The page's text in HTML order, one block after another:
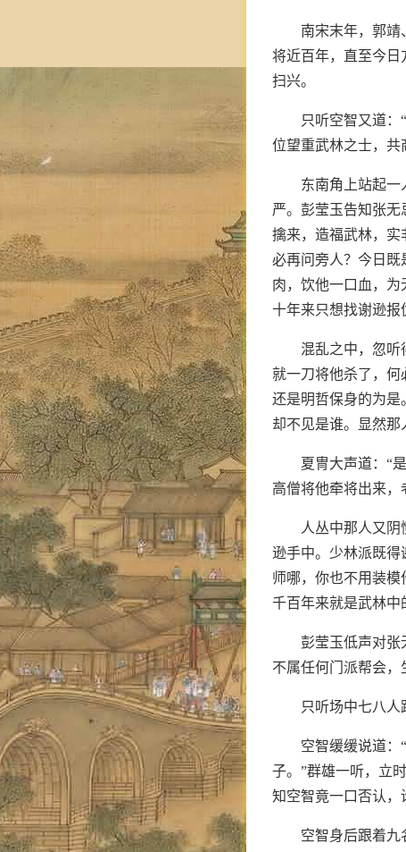
南宋末年，郭
将近百年，直至今日
扫兴。
只听空智又道
位望重武林之士，共
东南角上站起
严。彭莹玉告知张
擒来，造福武林，实
必再问旁人？今日既
肉，饮他一口血，
十年来只想找谢逊报
混乱之中，忽听
就一刀将他杀了，何
还是明哲保身的为是
却不见是谁。显然那
夏冑大声道：“
高僧将他牵将出来
人丛中那人又
逊手中。少林派既得
师哪，你也不用装
千百年来就是武林中
彭莹玉低声对张
不属任何门派帮会
只听场中七八
空智缓缓说道：
子。”群雄一听，立
知空智竟一口否认，
空智身后跟着九